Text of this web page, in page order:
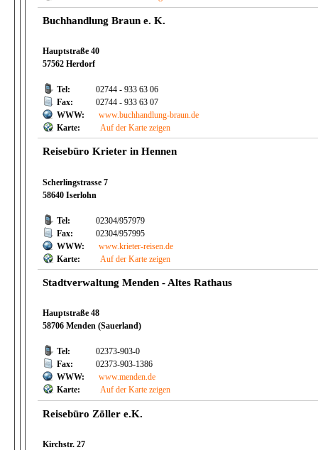
Buchhandlung Braun e. K.
Hauptstraße 40
57562 Herdorf
Tel:
02744 - 933 63 06
Fax:
02744 - 933 63 07
WWW:
www.buchhandlung-braun.de
Karte:
Auf der Karte zeigen
Reisebüro Krieter in Hennen
Scherlingstrasse 7
58640 Iserlohn
Tel:
02304/957979
Fax:
02304/957995
WWW:
www.krieter-reisen.de
Karte:
Auf der Karte zeigen
Stadtverwaltung Menden - Altes Rathaus
Hauptstraße 48
58706 Menden (Sauerland)
Tel:
02373-903-0
Fax:
02373-903-1386
WWW:
www.menden.de
Karte:
Auf der Karte zeigen
Reisebüro Zöller e.K.
Kirchstr. 27